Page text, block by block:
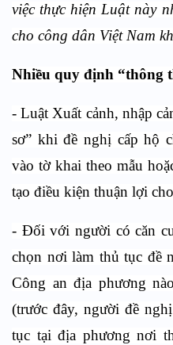
việc thực hiện Luật này
cho công dân Việt Nam
Nhiều quy định “thông
- Luật Xuất cảnh, nhập
sơ” khi đề nghị cấp hộ
vào tờ khai theo mẫu
tạo điều kiện thuận lợi
- Đối với người có căn
chọn nơi làm thủ tục đề
Công an địa phương
(trước đây, người đề
tục tại địa phương nơi